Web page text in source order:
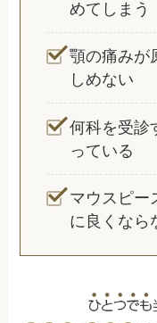
めてしまう
顎の痛みが
しめない
何科を受診
っている
マウスピー
に良くなら